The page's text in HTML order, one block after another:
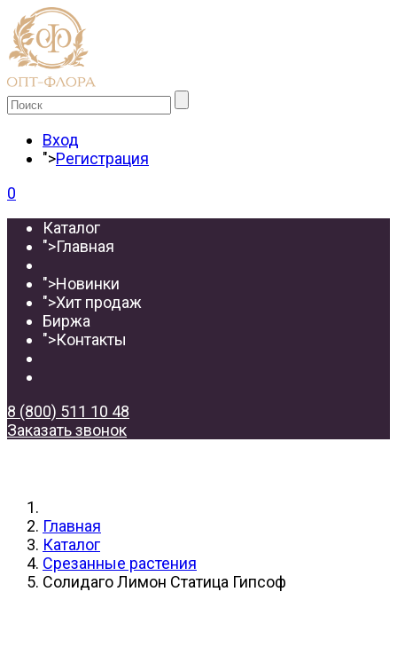
Вход
">Регистрация
0
Каталог
">Главная
">Новинки
">Хит продаж
Биржа
">Контакты
8 (800) 511 10 48
Заказать звонок
Главная
Каталог
Срезанные растения
Солидаго Лимон Статица Гипсоф